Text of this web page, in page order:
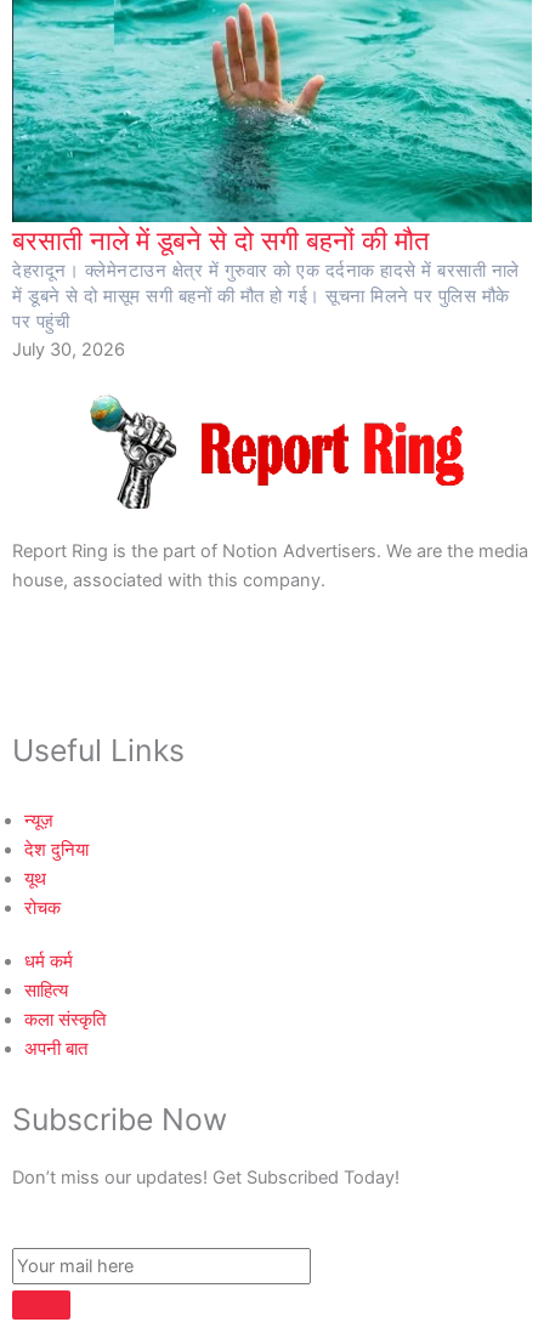
बरसाती नाले में डूबने से दो सगी बहनों की मौत
देहरादून। क्लेमेनटाउन क्षेत्र में गुरुवार को एक दर्दनाक हादसे में बरसाती नाले
में डूबने से दो मासूम सगी बहनों की मौत हो गई। सूचना मिलने पर पुलिस मौके
पर पहुंची
July 30, 2026
Report Ring is the part of Notion Advertisers. We are the media
house, associated with this company.
Useful Links
न्यूज़
देश दुनिया
यूथ
रोचक
धर्म कर्म
साहित्य
कला संस्कृति
अपनी बात
Subscribe Now
Don’t miss our updates! Get Subscribed Today!